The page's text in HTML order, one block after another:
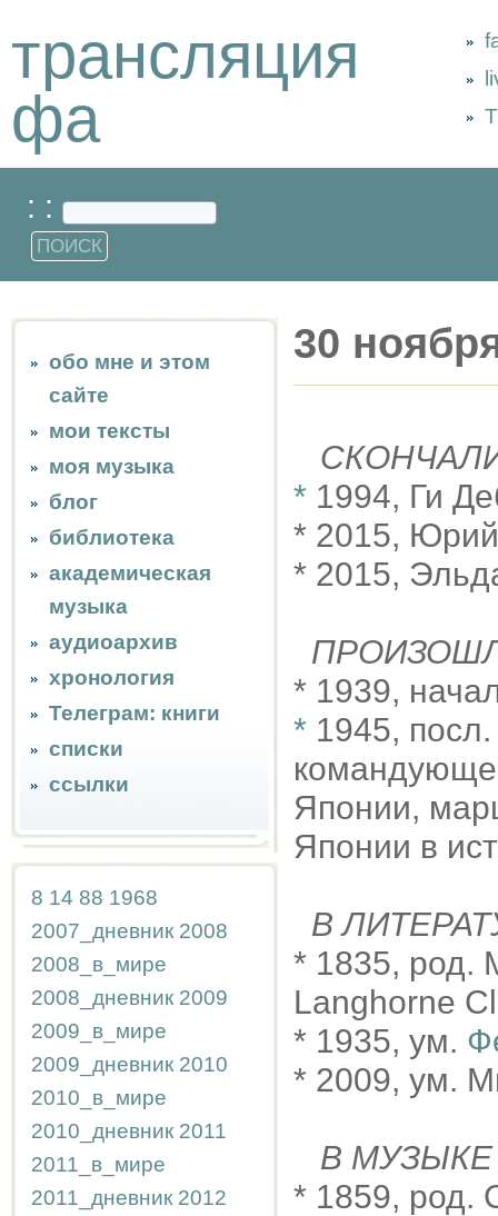
трансляция
фа
: :
обо мне и этом
сайте
мои тексты
моя музыка
блог
библиотека
академическая
музыка
аудиоархив
хронология
Телеграм: книги
списки
ссылки
8 14 88 1968
2007_дневник 2008
2008_в_мире
2008_дневник 2009
2009_в_мире
2009_дневник 2010
2010_в_мире
2010_дневник 2011
2011_в_мире
2011_дневник 2012
30
* 1994, Ги
* 2015,
* 2015,
* 1939,
* 1945, посл.
Японии,
Японии в
В
* 1835, род.
Langhorne
* 1935, ум.
* 2009, ум.
В МУЗЫКЕ
* 1859, род.